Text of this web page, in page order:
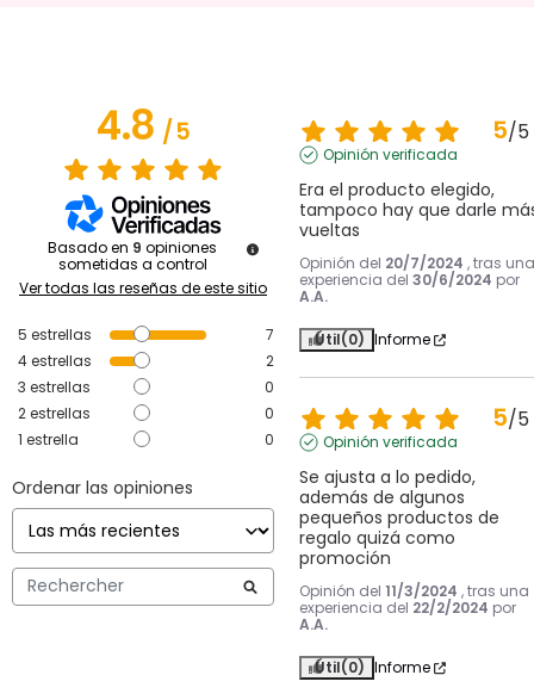
4.8/5
Basado en 9 opiniones
sometidas a control
Ver todas las reseñas de este sitio
5 estrellas
7
4estrellas
2
3 estrellas
0
2estrellas
0
1 estrella 0
Ordenar las opiniones
5/5
Opinión verificada
Era el producto elegido,
tampoco hay que darle
vueltas
Opinión del 20/7/2024 , tras una
experiencia del 30/6/2024 por
A.A.
Útil(0) Informe
5/5
Opinión verificada
Se ajusta a lo pedido,
además de algunos
pequeños productos de
regalo quizá como
promoción
Opinión del 11/3/2024 , tras una
experiencia del 22/2/2024 por
A.A.
Útil(0) Informe